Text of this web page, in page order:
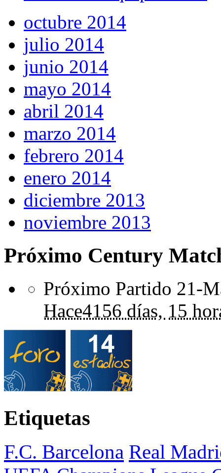
octubre 2014
julio 2014
junio 2014
mayo 2014
abril 2014
marzo 2014
febrero 2014
enero 2014
diciembre 2013
noviembre 2013
Próximo Century
Próximo Partido 21-
Hace4156 días, 15
Etiquetas
F.C. Barcelona Real